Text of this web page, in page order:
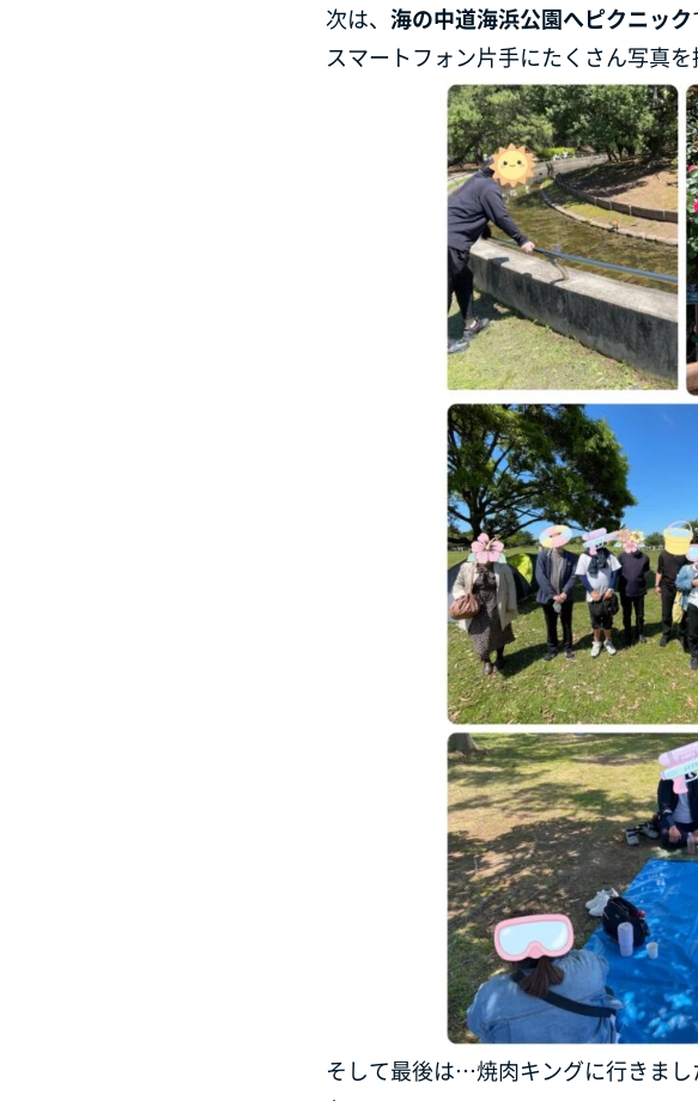
次は、 海の中道海浜公園へピクニック
スマートフォン片手にたくさん写真
そして最後は…焼肉キングに行きま